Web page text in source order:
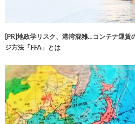
[PR]地政学リスク、港湾混雑…コンテナ運賃
ジ方法「FFA」とは